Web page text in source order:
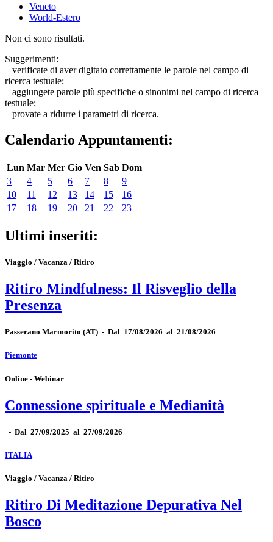
Veneto
World-Estero
Non ci sono risultati.
Suggerimenti:
– verificate di aver digitato correttamente le parole nel campo di
ricerca testuale;
– aggiungete parole più specifiche o sinonimi nel campo di ricerca
testuale;
– provate a ridurre i parametri di ricerca.
Calendario Appuntamenti:
Lun Mar Mer Gio Ven Sab Dom
3
4 5 6 7 8
9
10
11 12 13 14 15
16
17
18 19 20 21 22 23
Ultimi inseriti:
Viaggio / Vacanza / Ritiro
Ritiro Mindfulness: Il Risveglio della
Presenza
Passerano Marmorito (AT) - Dal 17/08/2026 al 21/08/2026
Piemonte
Online - Webinar
Connessione spirituale e Medianità
- Dal 27/09/2025 al 27/09/2026
ITALIA
Viaggio / Vacanza / Ritiro
Ritiro Di Meditazione Depurativa Nel
Bosco